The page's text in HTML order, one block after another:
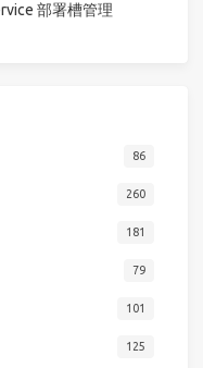
部署槽管理
86
260
181
79
101
125